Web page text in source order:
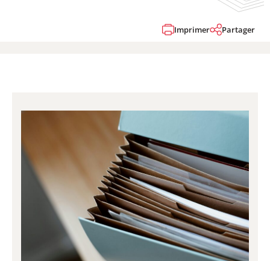
Imprimer Partager